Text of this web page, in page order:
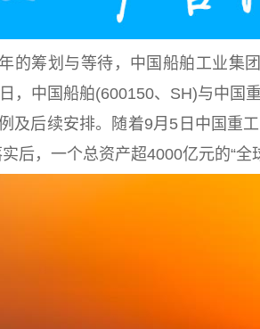
的筹划与等待，中国船舶工业集
，中国船舶(600150、SH)与中国
及后续安排。随着9月5日中国重
后，一个总资产超4000亿元的“全